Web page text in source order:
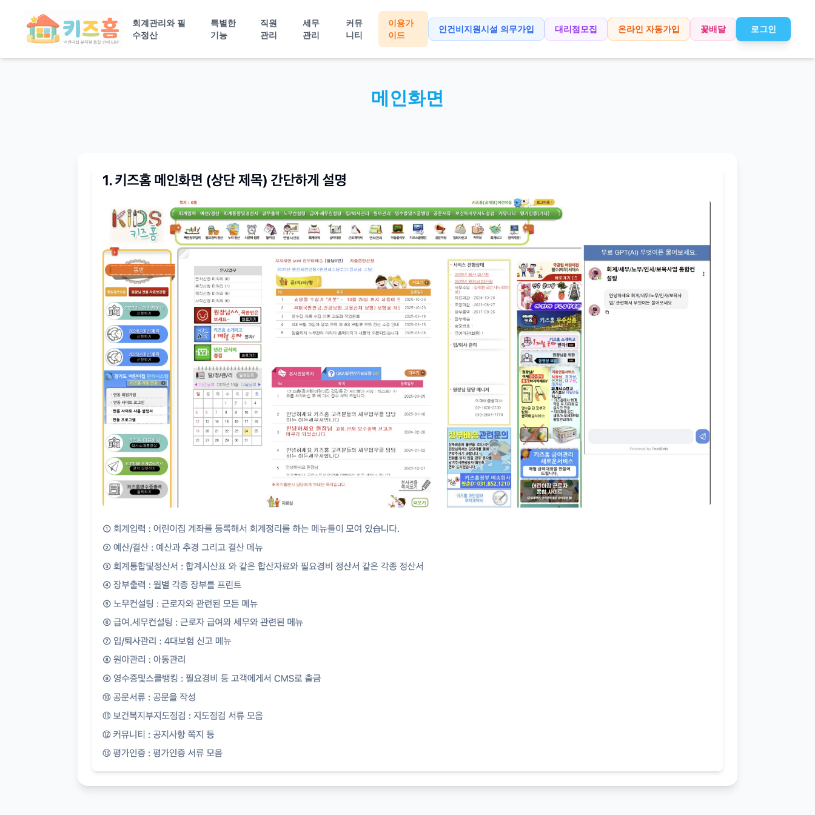
회계관리와 필
수정산
특별한
기능
직원
관리
세무
관리
커뮤
니티
이용가
이드
인건비지원시설 의무가입 대리점모집 온라인 자동가입 꽃배달 로그인
메인화면